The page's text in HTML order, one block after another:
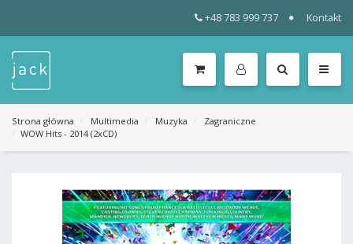
+48 783 999 737 Kontakt
KATEGORIE
MENU
Strona główna Multimedia Muzyka
Zagraniczne
WOW Hits - 2014 (2xCD)